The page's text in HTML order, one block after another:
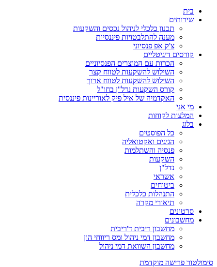
בית
שירותים
תכנון כלכלי לניהול נכסים והשקעות
מענה להתלבטויות פיננסיות
צ'ק אפ פנסיוני
קורסים דיגיטליים
הכרות עם המוצרים הפנסיוניים
השילוש להשקעות לטווח קצר
השילוש להשקעות לטווח ארוך
קורס השקעות נדל"ן בחו"ל
האקדמיה של איל פיק לאוריינות פיננסית
מי אני
המלצות לקוחות
בלוג
כל הפוסטים
הגיגים ואקטואליה
פנסיה והשתלמות
השקעות
נדל"ן
אשראי
ביטוחים
התנהלות כלכלית
תיאורי מקרה
סרטונים
מחשבונים
מחשבון ריבית ד'ריבית
מחשבון דמי ניהול ומס ריווחי הון
מחשבון השוואת דמי ניהול
סימולטור פרישה מוקדמת